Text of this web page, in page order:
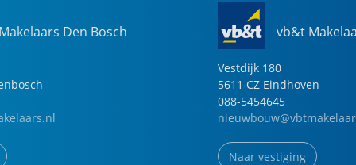
Den Bosch vb&t
Vestdijk 180
5611 CZ Eindhoven
088-5454645
Naar vestiging